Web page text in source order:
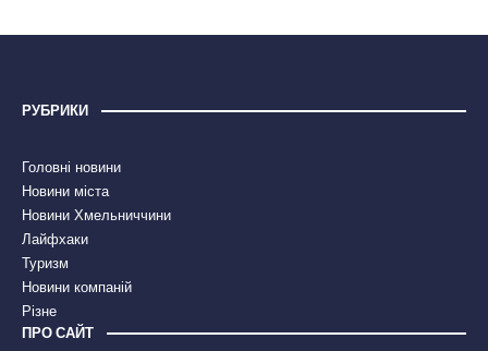
РУБРИКИ
Головні новини
Новини міста
Новини Хмельниччини
Лайфхаки
Туризм
Новини компаній
Різне
ПРО САЙТ